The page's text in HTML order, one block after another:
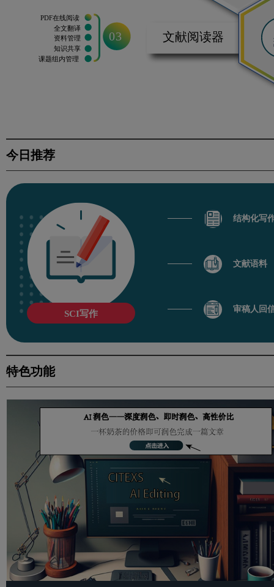
03
PDF在线阅读
全文翻译
资料管理
知识共享
课题组内管理
文献阅读器
今日推荐
SCI写作
结构化写
文献语料
审稿人回
特色功能